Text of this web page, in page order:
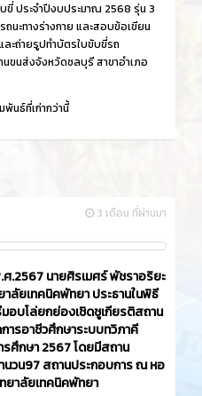
ขี่ ประจำปีงบประมาณ 2568 รุ่น 3
นะทางร่างกาย และสอบข้อเขียน
ะถ่ายรูปทำบัตรใบขับขี่รถ
ขนส่งจังหวัดชลบุรี สาขาอำเภอ
พันธ์ที่เก่ากว่านี้
3 เดือน ที่ผ่านมา
.2567 นายศิรเมศร์ พัชราอริยะ
ลัยเทคนิคพัทยา ประธานในพิธี
อบโล่ยกย่องเชิดชูเกียรติสถาน
ารอาชีวศึกษาระบบทวิภาคี
ศึกษา 2567 โดยมีสถาน
นวน97 สถานประกอบการ ณ หอ
ยาลัยเทคนิคพัทยา